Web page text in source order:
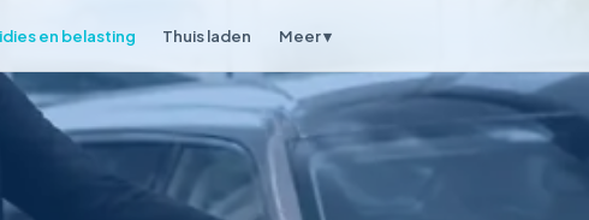
en belasting Thuis laden Meer ▾